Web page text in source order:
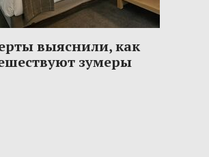
выяснили, как
зумеры